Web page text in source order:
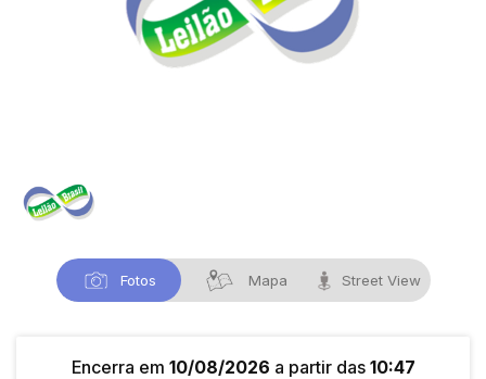
Fotos Mapa Street View
Encerra em 10/08/2026 a partir das 10:47